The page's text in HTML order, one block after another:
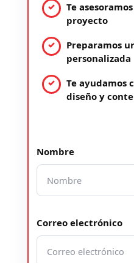
Te
proyecto
Preparamos
personalizada
Te ayudamos
diseño y
Nombre
Correo electrónico